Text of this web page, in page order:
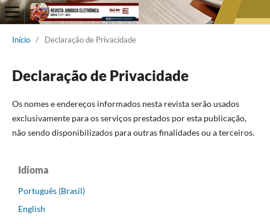
Início / Declaração de Privacidade
Declaração de Privacidade
Os nomes e endereços informados nesta revista serão usados
exclusivamente para os serviços prestados por esta publicação,
não sendo disponibilizados para outras finalidades ou a terceiros.
Idioma
Português (Brasil)
English